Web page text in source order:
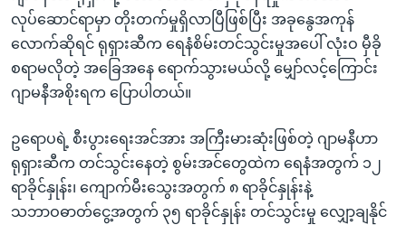
ကျော်
ရန်
လုပ်ဆောင်ရာမှာ တိုးတက်မှုရှိလာပြီဖြစ်ပြီး အခုနွေအကုန်
လောက်ဆိုရင် ရုရှားဆီက ရေနံစိမ်းတင်သွင်းမှုအပေါ် လုံးဝ မှီခို
စရာမလိုတဲ့ အခြေအနေ ရောက်သွားမယ်လို့ မျှော်လင့်ကြောင်း
ဂျာမနီအစိုးရက ပြောပါတယ်။
ဥရောပရဲ့ စီးပွားရေးအင်အား အကြီးမားဆုံးဖြစ်တဲ့ ဂျာမနီဟာ
ရုရှားဆီက တင်သွင်းနေတဲ့ စွမ်းအင်တွေထဲက ရေနံအတွက် ၁၂
ရာခိုင်နှုန်း၊ ကျောက်မီးသွေးအတွက် ၈ ရာခိုင်နှုန်းနဲ့
သဘာဝဓာတ်ငွေ့အတွက် ၃၅ ရာခိုင်နှုန်း တင်သွင်းမှု လျှော့ချနိုင်